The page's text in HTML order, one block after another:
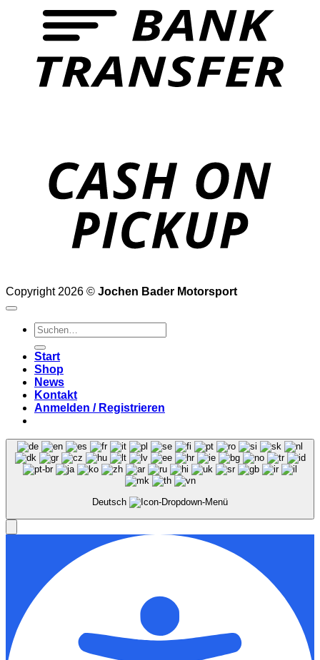
Copyright 2026 © Jochen Bader Motorsport
Suchen
nach:
Start
Shop
News
Kontakt
Anmelden / Registrieren
Deutsch